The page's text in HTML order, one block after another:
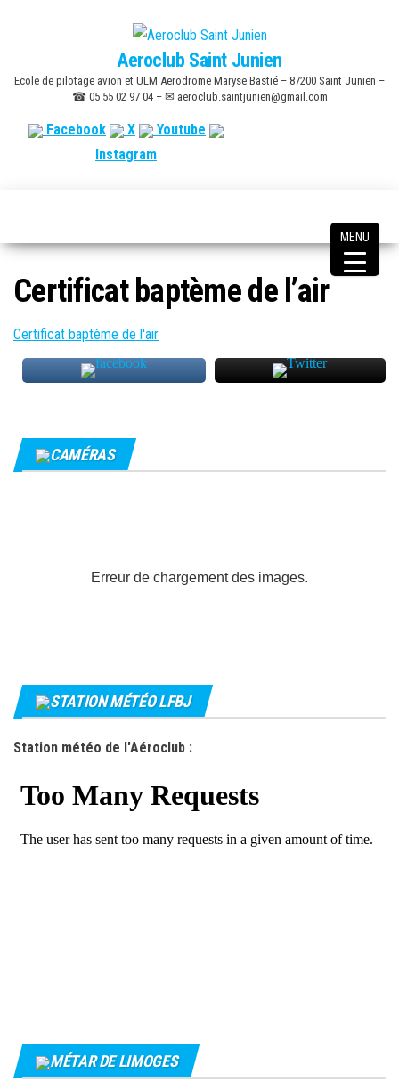
content
Aeroclub Saint Junien
Ecole de pilotage avion et ULM Aerodrome Maryse Bastié – 87200 Saint Junien –
☎ 05 55 02 97 04 – ✉ aeroclub.saintjunien@gmail.com
Facebook X
Youtube
Instagram
Certificat baptème de l’air
Certificat baptème de l'air
CAMÉRAS
Erreur de chargement des images.
STATION MÉTÉO LFBJ
Station météo de l'Aéroclub :
MÉTAR DE LIMOGES
MENU